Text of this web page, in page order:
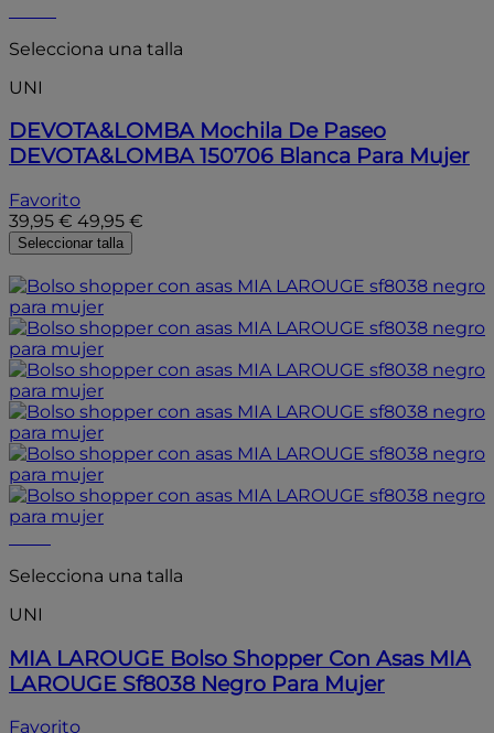
Selecciona una talla
UNI
DEVOTA&LOMBA Mochila De Paseo
DEVOTA&LOMBA 150706 Blanca Para Mujer
Favorito
39,95 € 49,95 €
Seleccionar talla
Selecciona una talla
UNI
MIA LAROUGE Bolso Shopper Con Asas MIA
LAROUGE Sf8038 Negro Para Mujer
Favorito